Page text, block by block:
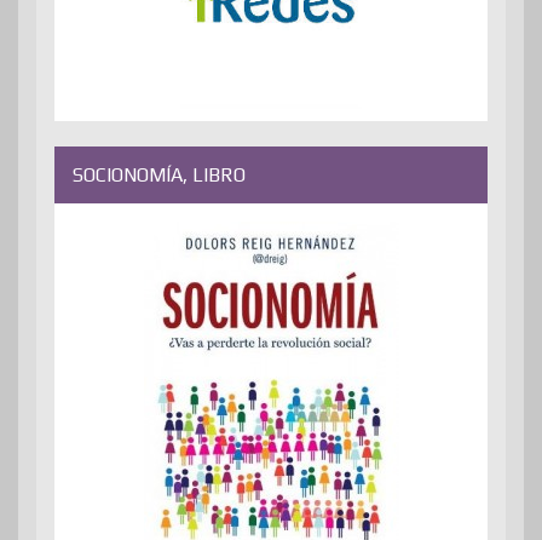
SOCIONOMÍA, LIBRO